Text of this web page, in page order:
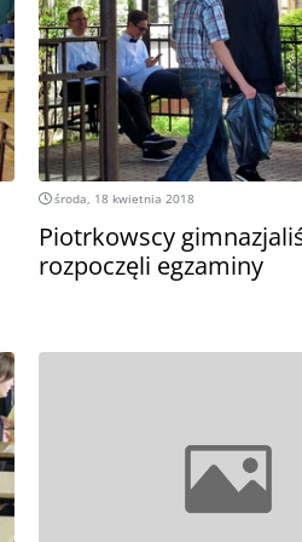
środa, 18 kwietnia 2018
Piotrkowscy
rozpoczęli egzaminy